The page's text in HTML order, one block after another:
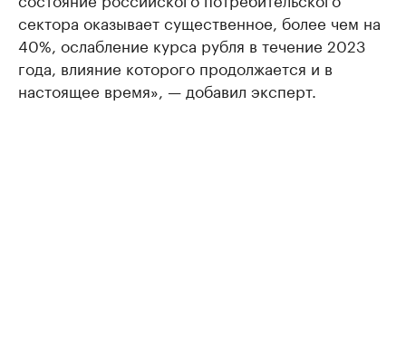
сектора оказывает существенное, более чем на
40%, ослабление курса рубля в течение 2023
года, влияние которого продолжается и в
настоящее время», — добавил эксперт.